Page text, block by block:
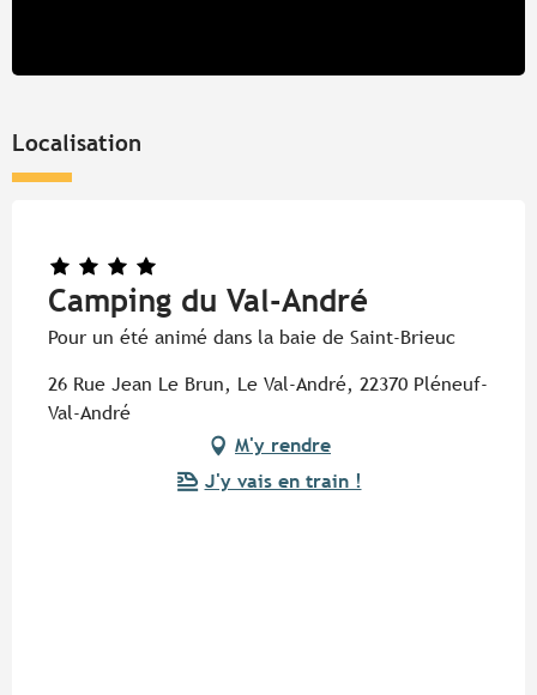
Localisation
Camping du Val-André
Pour un été animé dans la baie de Saint-Brieuc
26 Rue Jean Le Brun, Le Val-André, 22370 Pléneuf-
Val-André
M'y rendre
J'y vais en train !